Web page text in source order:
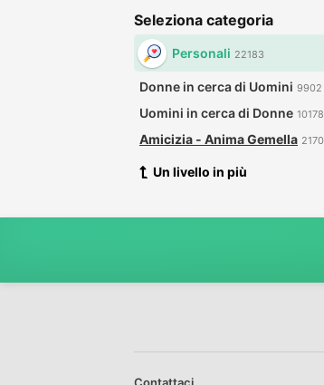
Seleziona categoria
Personali 22183
Donne in cerca di Uomini 9902
Uomini in cerca di Donne 10178
Amicizia - Anima Gemella 2170
Un livello in più